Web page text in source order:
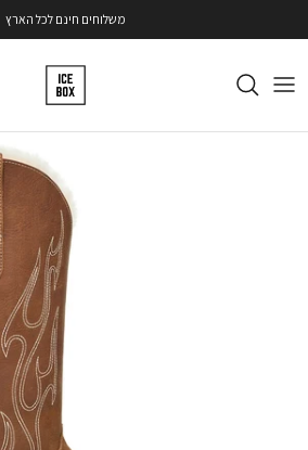
משלוחים חינם לכל הארץ